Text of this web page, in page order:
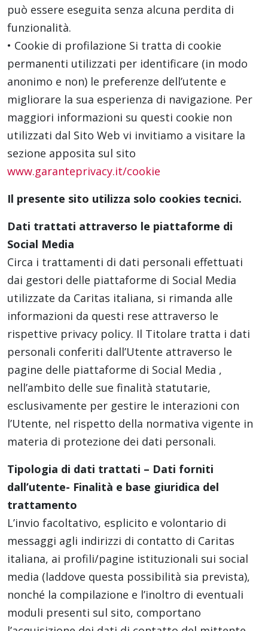
può essere eseguita senza alcuna perdita di
funzionalità.
• Cookie di profilazione Si tratta di cookie
permanenti utilizzati per identificare (in modo
anonimo e non) le preferenze dell’utente e
migliorare la sua esperienza di navigazione. Per
maggiori informazioni su questi cookie non
utilizzati dal Sito Web vi invitiamo a visitare la
sezione apposita sul sito
www.garanteprivacy.it/cookie
Il presente sito utilizza solo cookies tecnici.
Dati trattati attraverso le piattaforme di
Social Media
Circa i trattamenti di dati personali effettuati
dai gestori delle piattaforme di Social Media
utilizzate da Caritas italiana, si rimanda alle
informazioni da questi rese attraverso le
rispettive privacy policy. Il Titolare tratta i dati
personali conferiti dall’Utente attraverso le
pagine delle piattaforme di Social Media ,
nell’ambito delle sue finalità statutarie,
esclusivamente per gestire le interazioni con
l’Utente, nel rispetto della normativa vigente in
materia di protezione dei dati personali.
Tipologia di dati trattati – Dati forniti
dall’utente- Finalità e base giuridica del
trattamento
L’invio facoltativo, esplicito e volontario di
messaggi agli indirizzi di contatto di Caritas
italiana, ai profili/pagine istituzionali sui social
media (laddove questa possibilità sia prevista),
nonché la compilazione e l’inoltro di eventuali
moduli presenti sul sito, comportano